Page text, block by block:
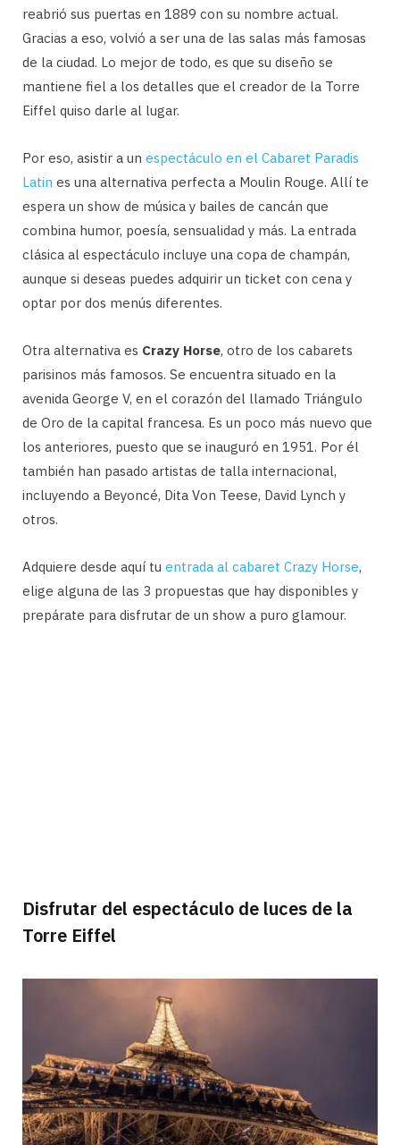
reabrió sus puertas en 1889 con su nombre actual.
Gracias a eso, volvió a ser una de las salas más famosas
de la ciudad. Lo mejor de todo, es que su diseño se
mantiene fiel a los detalles que el creador de la Torre
Eiffel quiso darle al lugar.
Por eso, asistir a un espectáculo en el Cabaret Paradis
Latin es una alternativa perfecta a Moulin Rouge. Allí te
espera un show de música y bailes de cancán que
combina humor, poesía, sensualidad y más. La entrada
clásica al espectáculo incluye una copa de champán,
aunque si deseas puedes adquirir un ticket con cena y
optar por dos menús diferentes.
Otra alternativa es Crazy Horse, otro de los cabarets
parisinos más famosos. Se encuentra situado en la
avenida George V, en el corazón del llamado Triángulo
de Oro de la capital francesa. Es un poco más nuevo que
los anteriores, puesto que se inauguró en 1951. Por él
también han pasado artistas de talla internacional,
incluyendo a Beyoncé, Dita Von Teese, David Lynch y
otros.
Adquiere desde aquí tu entrada al cabaret Crazy Horse,
elige alguna de las 3 propuestas que hay disponibles y
prepárate para disfrutar de un show a puro glamour.
Disfrutar del espectáculo de luces de la
Torre Eiffel